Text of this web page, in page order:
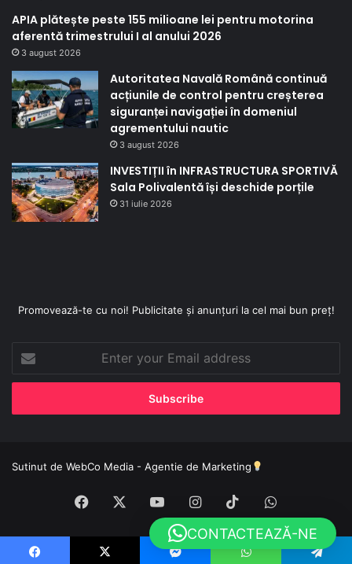
APIA plătește peste 155 milioane lei pentru motorina
aferentă trimestrului I al anului 2026
3 august 2026
Autoritatea Navală Română continuă
acțiunile de control pentru creșterea
siguranței navigației în domeniul
agrementului nautic
3 august 2026
INVESTIȚII în INFRASTRUCTURA SPORTIVĂ
Sala Polivalentă își deschide porțile
31 iulie 2026
Promovează-te cu noi! Publicitate și anunțuri la cel mai bun preț!
your
Email
Sutinut de WebCo Media - Agentie de Marketing
Facebook YouTubeInstagram
TikTokWhatsApp
CONTACTEAZĂ-NE